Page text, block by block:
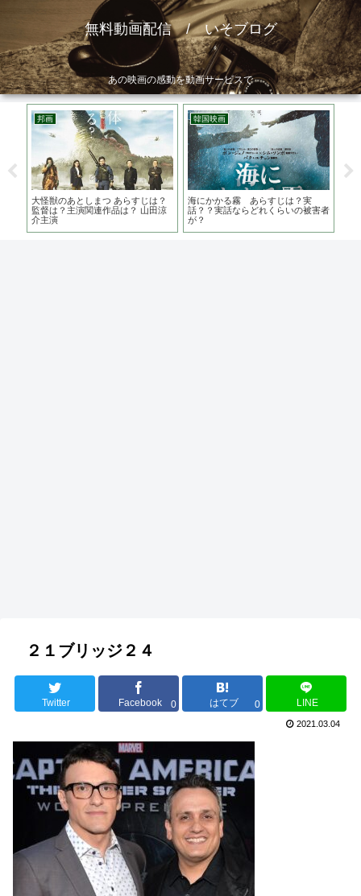
無料動画配信 / いそブログ
あの映画の感動を動画サービスで
邦画
大怪獣のあとしまつ あらすじは？
監督は？主演関連作品は？ 山田涼
介主演
韓国映画
海にかかる霧 あらすじは？実
話？？実話ならどれくらいの被害者
が？
２１ブリッジ２４
Twitter Facebook 0 はてブ 0 LINE
2021.03.04